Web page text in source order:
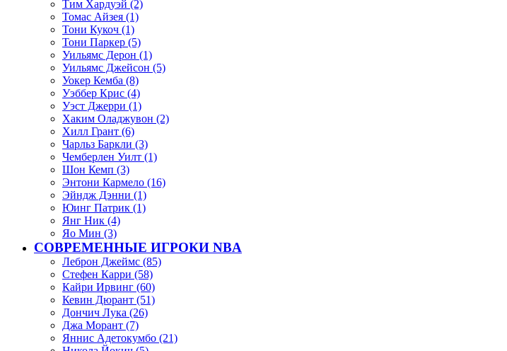
Тим Хардуэй (2)
Томас Айзея (1)
Тони Кукоч (1)
Тони Паркер (5)
Уильямс Дерон (1)
Уильямс Джейсон (5)
Уокер Кемба (8)
Уэббер Крис (4)
Уэст Джерри (1)
Хаким Оладжувон (2)
Хилл Грант (6)
Чарльз Баркли (3)
Чемберлен Уилт (1)
Шон Кемп (3)
Энтони Кармело (16)
Эйндж Дэнни (1)
Юинг Патрик (1)
Янг Ник (4)
Яо Мин (3)
СОВРЕМЕННЫЕ ИГРОКИ NBA
Леброн Джеймс (85)
Стефен Карри (58)
Кайри Ирвинг (60)
Кевин Дюрант (51)
Дончич Лука (26)
Джа Морант (7)
Яннис Адетокумбо (21)